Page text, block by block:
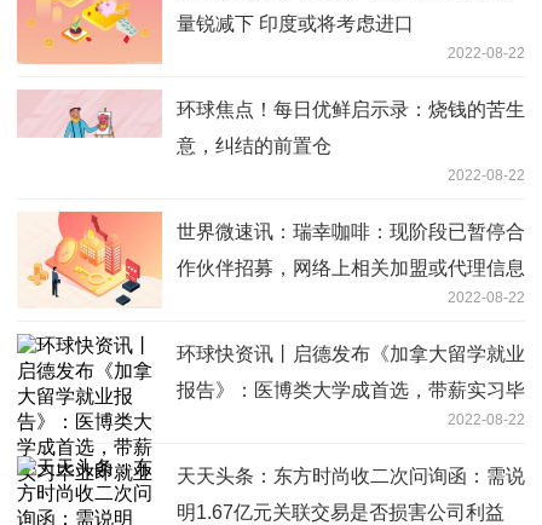
量锐减下 印度或将考虑进口
2022-08-22
环球焦点！每日优鲜启示录：烧钱的苦生
意，纠结的前置仓
2022-08-22
世界微速讯：瑞幸咖啡：现阶段已暂停合
作伙伴招募，网络上相关加盟或代理信息
2022-08-22
环球快资讯丨启德发布《加拿大留学就业
报告》：医博类大学成首选，带薪实习毕
2022-08-22
天天头条：东方时尚收二次问询函：需说
明1.67亿元关联交易是否损害公司利益